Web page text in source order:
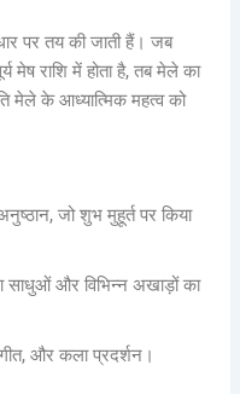
पर तय की जाती हैं। जब
मेष राशि में होता है, तब मेले का
मेले के आध्यात्मिक महत्व को
जो शुभ मुहूर्त पर किया
साधुओं और विभिन्न अखाड़ों का
और कला प्रदर्शन।